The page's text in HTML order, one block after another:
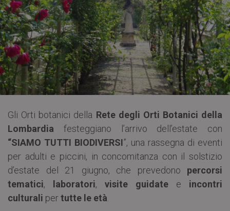
Gli Orti botanici della Rete degli Orti Botanici della
Lombardia festeggiano l’arrivo dell’estate con
“SIAMO TUTTI BIODIVERSI”, una rassegna di eventi
per adulti e piccini, in concomitanza con il solstizio
d’estate del 21 giugno, che prevedono percorsi
tematici, laboratori, visite guidate e incontri
culturali pertutte le età.